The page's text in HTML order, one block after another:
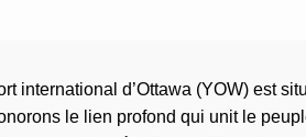
international d’Ottawa (YOW) est
le lien profond qui unit le